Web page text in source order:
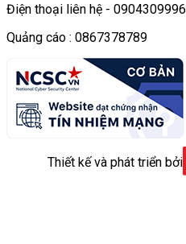
Điện thoại liên hệ - 0904309996
Quảng cáo : 0867378789
Thiết kế và phát triển bởi